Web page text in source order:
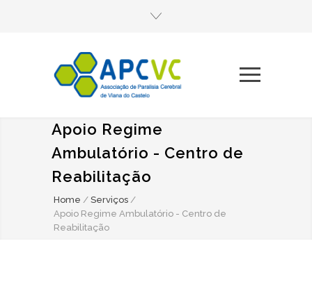
Apoio Regime
Ambulatório - Centro de
Reabilitação
Home / Serviços /
Apoio Regime Ambulatório - Centro de
Reabilitação